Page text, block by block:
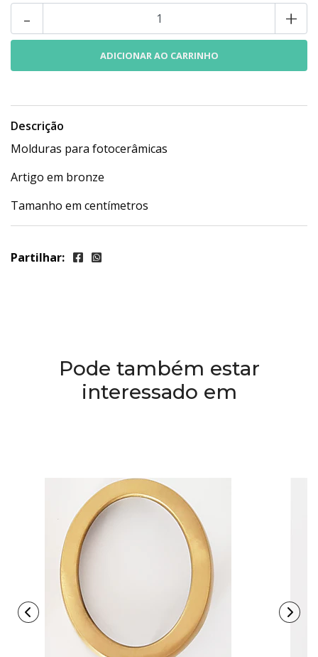
- +
Descrição
Molduras para fotocerâmicas
Artigo em bronze
Tamanho em centímetros
Partilhar:
Pode também estar
interessado em